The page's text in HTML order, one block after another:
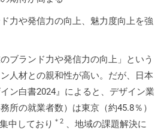
力や発信力の向上、魅力度向上を強
ブランド力や発信力の向上」という
人材との親和性が高い。だが、日本
ン白書2024』によると、デザイン業
所の就業者数）は東京（約45.8％）
中しており ＊2 、地域の課題解決に